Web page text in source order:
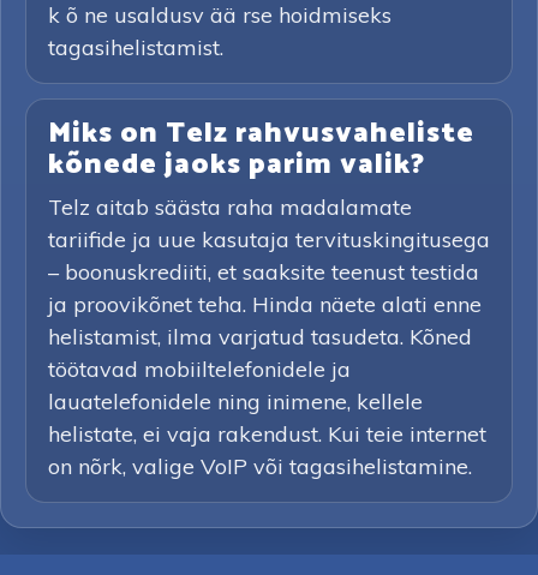
k õ ne usaldusv ää rse hoidmiseks
tagasihelistamist.
Miks on Telz rahvusvaheliste
kõnede jaoks parim valik?
Telz aitab säästa raha madalamate
tariifide ja uue kasutaja tervituskingitusega
– boonuskrediiti, et saaksite teenust testida
ja proovikõnet teha. Hinda näete alati enne
helistamist, ilma varjatud tasudeta. Kõned
töötavad mobiiltelefonidele ja
lauatelefonidele ning inimene, kellele
helistate, ei vaja rakendust. Kui teie internet
on nõrk, valige VoIP või tagasihelistamine.